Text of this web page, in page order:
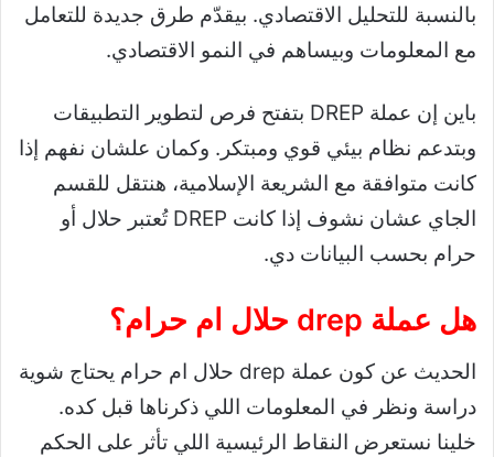
بالنسبة للتحليل الاقتصادي. بيقدّم طرق جديدة للتعامل
مع المعلومات وبيساهم في النمو الاقتصادي.
باين إن عملة DREP بتفتح فرص لتطوير التطبيقات
وبتدعم نظام بيئي قوي ومبتكر. وكمان علشان نفهم إذا
كانت متوافقة مع الشريعة الإسلامية، هنتقل للقسم
الجاي عشان نشوف إذا كانت DREP تُعتبر حلال أو
حرام بحسب البيانات دي.
هل عملة drep حلال ام حرام؟
الحديث عن كون عملة drep حلال ام حرام يحتاج شوية
دراسة ونظر في المعلومات اللي ذكرناها قبل كده.
خلينا نستعرض النقاط الرئيسية اللي تأثر على الحكم